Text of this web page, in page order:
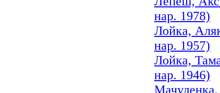
нар. 1978)
Лойка,
нар. 1957)
Лойка,
нар. 1946)
Мачуленка,